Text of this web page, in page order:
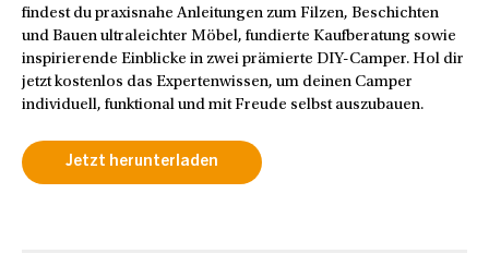
findest du praxisnahe Anleitungen zum Filzen, Beschichten
und Bauen ultraleichter Möbel, fundierte Kaufberatung sowie
inspirierende Einblicke in zwei prämierte DIY-Camper. Hol dir
jetzt kostenlos das Expertenwissen, um deinen Camper
individuell, funktional und mit Freude selbst auszubauen.
Jetzt herunterladen